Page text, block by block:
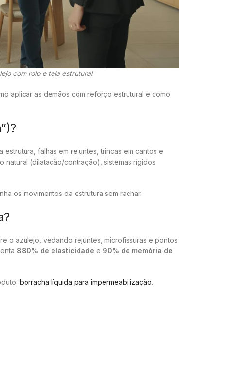
com rolo e tela estrutural
aplicar as demãos com reforço estrutural e como
estrutura, falhas em rejuntes, trincas em cantos e
natural (dilatação/contração), sistemas rígidos
os movimentos da estrutura sem rachar.
o azulejo, vedando rejuntes, microfissuras e pontos
880% de elasticidade e 90% de memória de
borracha líquida para impermeabilização.